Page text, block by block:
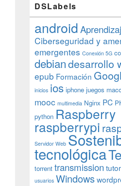
DSLabels
android
Ciberseguridad y
emergentes Conexión 5G
debiandesarrollo
epub Formación
inicios ios iphone juegos
mooc multimedia Nginx PC
python Raspberry
raspberrypi
Servidor Web
tecnológica
torrent transmission
usuarios Windows